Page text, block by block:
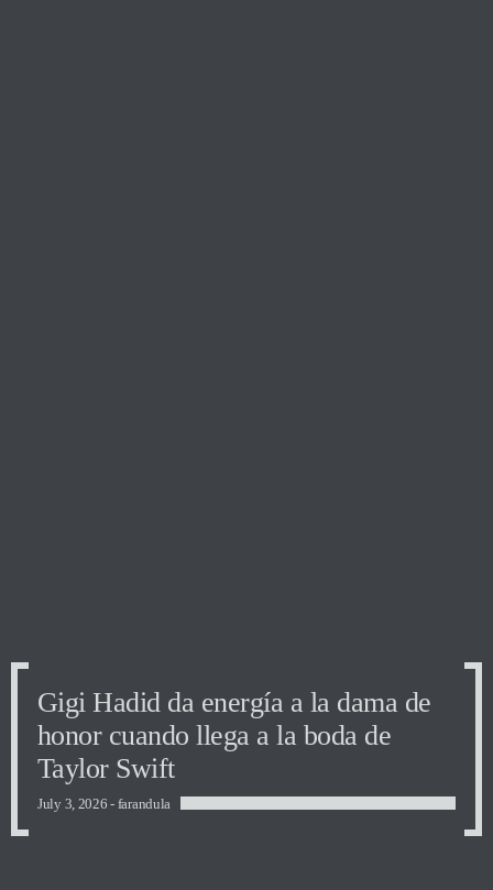
Gigi Hadid da energía a la dama de
honor cuando llega a la boda de
Taylor Swift
Gigi Hadid da energía a la dama de
honor cuando llega a la boda de
Taylor Swift
Gigi Hadid da energía a la dama de
honor cuando llega a la boda de
Taylor Swift
July 3, 2026 - farandula